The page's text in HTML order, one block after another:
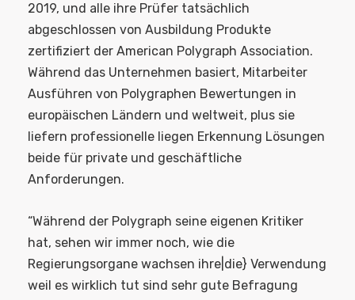
2019, und alle ihre Prüfer tatsächlich
abgeschlossen von Ausbildung Produkte
zertifiziert der American Polygraph Association.
Während das Unternehmen basiert, Mitarbeiter
Ausführen von Polygraphen Bewertungen in
europäischen Ländern und weltweit, plus sie
liefern professionelle liegen Erkennung Lösungen
beide für private und geschäftliche
Anforderungen.
“Während der Polygraph seine eigenen Kritiker
hat, sehen wir immer noch, wie die
Regierungsorgane wachsen ihre|die} Verwendung
weil es wirklich tut sind sehr gute Befragung